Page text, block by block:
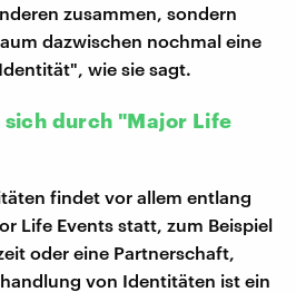
zusammen, sondern
dazwischen nochmal eine
wie sie sagt.
durch "Major Life
findet vor allem entlang
Life Events statt, zum Beispiel
oder eine Partnerschaft,
von Identitäten ist ein